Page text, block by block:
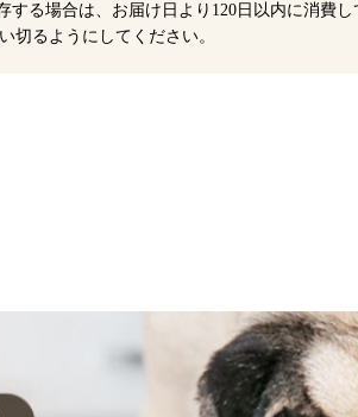
る場合は、お届け日より120日以内に消費
切るようにしてください。